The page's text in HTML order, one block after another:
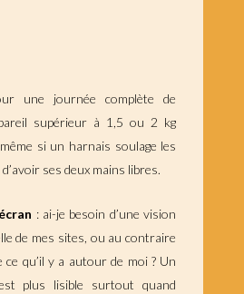
une journée complète de
supérieur à 1,5 ou 2 kg
si un harnais soulage les
ses deux mains libres.
: ai-je besoin d’une vision
de mes sites, ou au contraire
ce qu’il y a autour de moi ? Un
plus lisible surtout quand